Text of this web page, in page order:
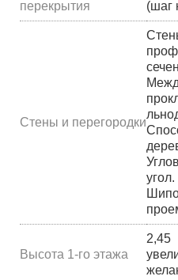
перекрытия (шаг
Стены и перегородки
угол.
Высота 1-го этажа